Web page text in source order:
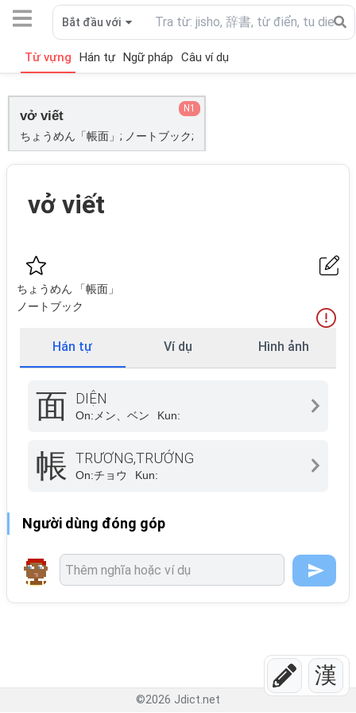
漢
Bắt đầu với
Từ vựng Hán tự Ngữ pháp Câu ví dụ
vở viết
ちょうめん「帳面」; ノートブック;
N1
vở viết
ちょうめん 「帳面」
ノートブック
Hán tự Ví dụ Hình ảnh
面 DIỆN
On: メン、ベン Kun:
帳 TRƯƠNG,TRƯỚNG
On:チョウ Kun:
Người dùng đóng góp
©2026 Jdict.net